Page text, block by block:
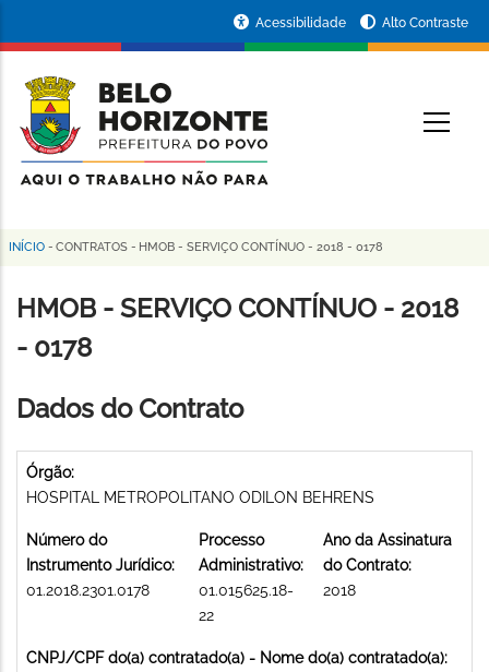
conteúdo
principal
da
Prefeitura
de
Horizonte
Acessibilidade Alto Contraste
Trilha
de
navegação
INÍCIO - CONTRATOS - HMOB - SERVIÇO CONTÍNUO - 2018 - 0178
HMOB - SERVIÇO CONTÍNUO - 2018
- 0178
Dados do Contrato
Órgão:
HOSPITAL METROPOLITANO ODILON BEHRENS
Número do
Instrumento Jurídico:
01.2018.2301.0178
Processo
Administrativo:
01.015625.18-
22
Ano da Assinatura
do Contrato:
2018
CNPJ/CPF do(a) contratado(a) - Nome do(a) contratado(a):